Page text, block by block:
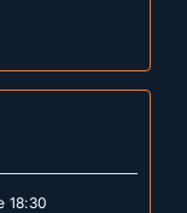
18:30